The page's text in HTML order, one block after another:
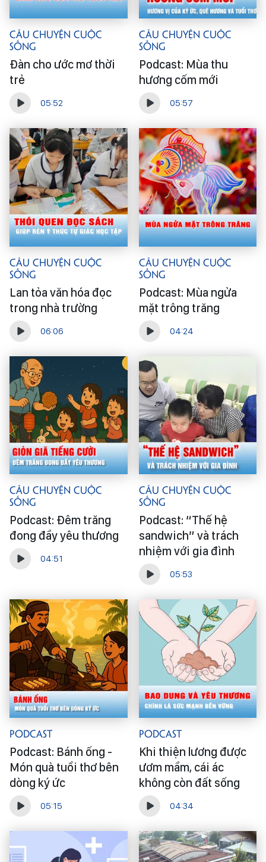
Câu Chuyện Cuộc
Sống
Đàn cho ước mơ thời
trẻ
05:52
Câu Chuyện Cuộc
Sống
Podcast: Mùa thu
hương cốm mới
05:57
Câu Chuyện Cuộc
Sống
Lan tỏa văn hóa đọc
trong nhà trường
06:06
Câu Chuyện Cuộc
Sống
Podcast: Mùa ngửa
mặt trông trăng
04:24
Câu Chuyện Cuộc
Sống
Podcast: Đêm trăng
đong đầy yêu thương
04:51
Câu Chuyện Cuộc
Sống
Podcast: “Thế hệ
sandwich” và trách
nhiệm với gia đình
05:53
Podcast
Podcast: Bánh ống -
Món quà tuổi thơ bên
dòng ký ức
05:15
Podcast
Khi thiện lương được
ươm mầm, cái ác
không còn đất sống
04:34